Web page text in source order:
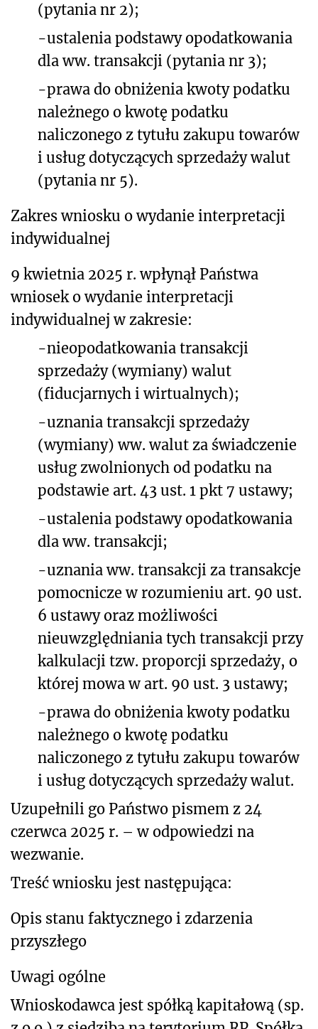
(pytania nr 2);
-ustalenia podstawy opodatkowania
dla ww. transakcji (pytania nr 3);
-prawa do obniżenia kwoty podatku
należnego o kwotę podatku
naliczonego z tytułu zakupu towarów
i usług dotyczących sprzedaży walut
(pytania nr 5).
Zakres wniosku o wydanie interpretacji
indywidualnej
9 kwietnia 2025 r. wpłynął Państwa
wniosek o wydanie interpretacji
indywidualnej w zakresie:
-nieopodatkowania transakcji
sprzedaży (wymiany) walut
(fiducjarnych i wirtualnych);
-uznania transakcji sprzedaży
(wymiany) ww. walut za świadczenie
usług zwolnionych od podatku na
podstawie art. 43 ust. 1 pkt 7 ustawy;
-ustalenia podstawy opodatkowania
dla ww. transakcji;
-uznania ww. transakcji za transakcje
pomocnicze w rozumieniu art. 90 ust.
6 ustawy oraz możliwości
nieuwzględniania tych transakcji przy
kalkulacji tzw. proporcji sprzedaży, o
której mowa w art. 90 ust. 3 ustawy;
-prawa do obniżenia kwoty podatku
należnego o kwotę podatku
naliczonego z tytułu zakupu towarów
i usług dotyczących sprzedaży walut.
Uzupełnili go Państwo pismem z 24
czerwca 2025 r. – w odpowiedzi na
wezwanie.
Treść wniosku jest następująca:
Opis stanu faktycznego i zdarzenia
przyszłego
Uwagi ogólne
Wnioskodawca jest spółką kapitałową (sp.